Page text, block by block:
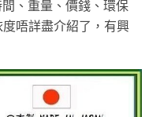
、重量、價錢、環保
唔詳盡介紹了，有興